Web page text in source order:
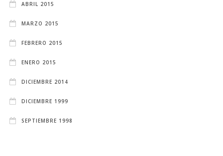
ABRIL 2015
MARZO 2015
FEBRERO 2015
ENERO 2015
DICIEMBRE 2014
DICIEMBRE 1999
SEPTIEMBRE 1998